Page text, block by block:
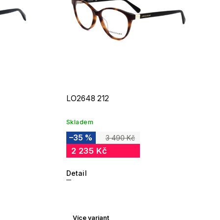
LO2648 212
Skladem
3 490 Kč
–35 %
2 235 Kč
Detail
Více variant